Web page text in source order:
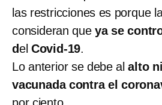
las restricciones es porque
consideran queya se
del Covid-19.
Lo anterior se debe alalto
vacunada contra el